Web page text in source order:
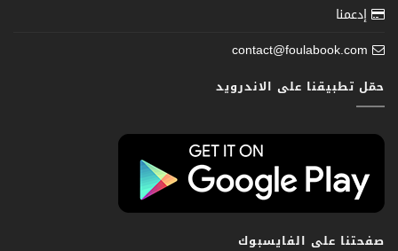
إدعمنا
contact@foulabook.com
حمّل تطبيقنا على الاندرويد
صفحتنا على الفايسبوك